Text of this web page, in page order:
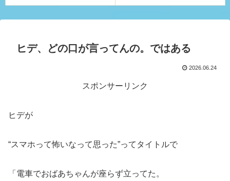
ヒデ、どの口が言ってんの。ではある
2026.06.24
スポンサーリンク
ヒデが
“スマホって怖いなって思った”ってタイトルで
「電車でおばあちゃんが座らず立ってた。